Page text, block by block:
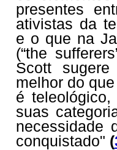
presentes
ativistas da
e o que na
(“the
Scott
melhor do
é
suas
necessidade
conquistado" (